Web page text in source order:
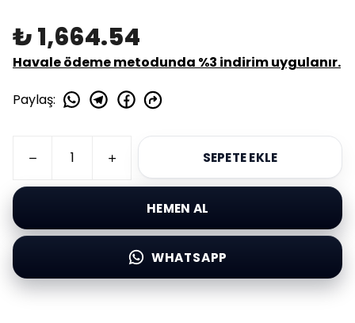
₺ 1,664.54
Havale ödeme metodunda %3 indirim uygulanır.
Paylaş:
SEPETE EKLE
HEMEN AL
WHATSAPP